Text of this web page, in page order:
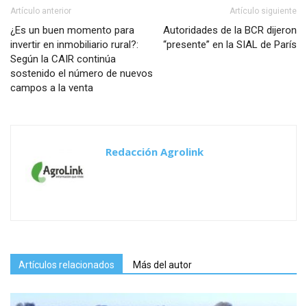
Artículo anterior
¿Es un buen momento para
invertir en inmobiliario rural?:
Según la CAIR continúa
sostenido el número de nuevos
campos a la venta
Artículo siguiente
Autoridades de la BCR dijeron
“presente” en la SIAL de París
Redacción Agrolink
Artículos relacionados Más del autor